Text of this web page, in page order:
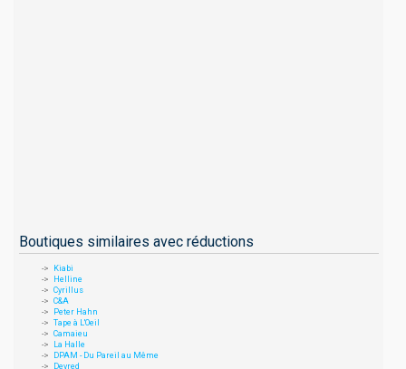
Boutiques similaires avec réductions
Kiabi
Helline
Cyrillus
C&A
Peter Hahn
Tape à L'Oeil
Camaieu
La Halle
DPAM - Du Pareil au Même
Devred